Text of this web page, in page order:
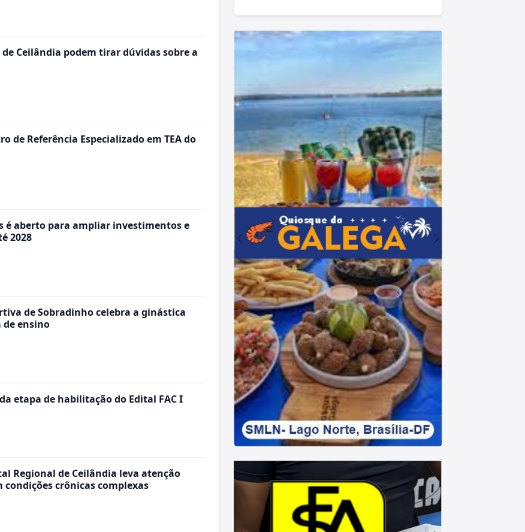
Ceilândia podem tirar dúvidas sobre a
de Referência Especializado em TEA do
é aberto para ampliar investimentos e
2028
de Sobradinho celebra a ginástica
de ensino
etapa de habilitação do Edital FAC I
Regional de Ceilândia leva atenção
crônicas complexas